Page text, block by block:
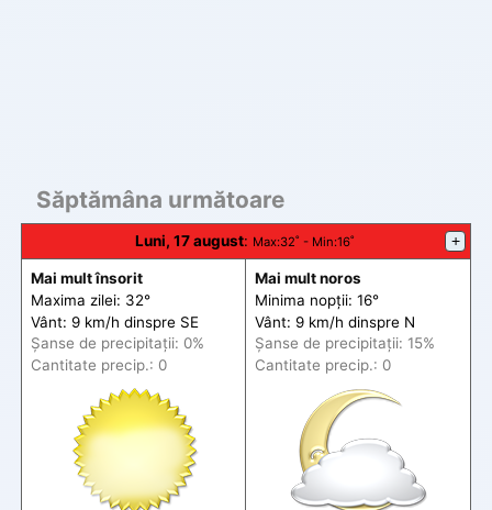
Săptămâna următoare
Luni, 17 august: Max:32˚ - Min:16˚ +
Mai mult însorit
Maxima zilei: 32°
Vânt: 9 km/h dinspre SE
Șanse de precipitații: 0%
Cantitate precip.: 0
Mai mult noros
Minima nopții: 16°
Vânt: 9 km/h dinspre N
Șanse de precipitații: 15%
Cantitate precip.: 0